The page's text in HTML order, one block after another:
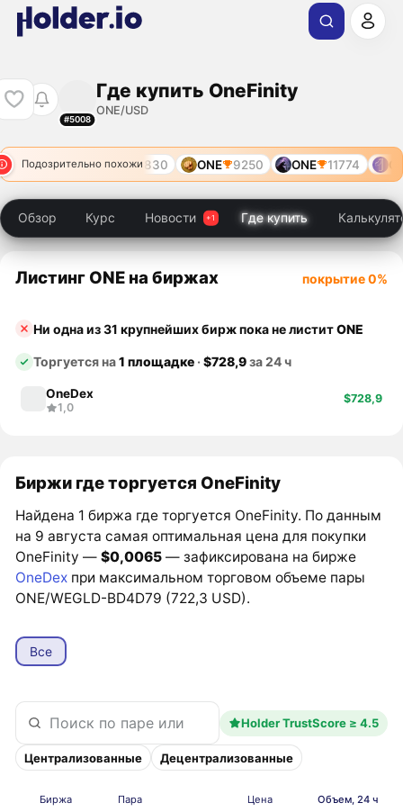
#5008
Где купить OneFinity
ONE/USD
Подозрительно похожи
ONE 830 ONE 9250 ONE 11774
Обзор Курс Новости Где купить
Листинг ONE на биржах покрытие 0%
Ни одна из 31 крупнейших бирж пока не листитONE
Торгуется на1 площадке ·$728,9за 24 ч
OneDex
1,0
$728,9
Биржи где торгуется OneFinity
Найдена 1 биржа где торгуется OneFinity. По данным
на 9 августа самая оптимальная цена для покупки
OneFinity —$0,0065 — зафиксирована на бирже
OneDex при максимальном торговом объеме пары
ONE/WEGLD-BD4D79 (722,3 USD).
Все
Holder TrustScore ≥ 4.5
Централизованные Децентрализованные
Биржа Пара Цена Объем, 24 ч